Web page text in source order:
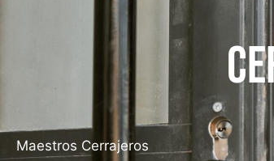
Maestros Cerrajeros